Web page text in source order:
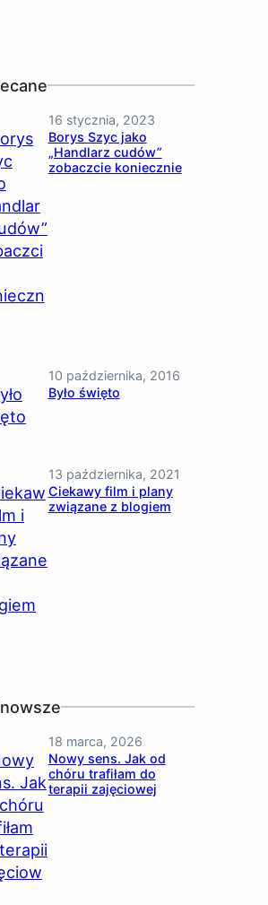
16 stycznia, 2023
Borys Szyc jako
„Handlarz cudów”
zobaczcie koniecznie
10 października, 2016
Było święto
13 października, 2021
Ciekawy film i plany
związane z blogiem
18 marca, 2026
Nowy sens. Jak od
chóru trafiłam do
terapii zajęciowej